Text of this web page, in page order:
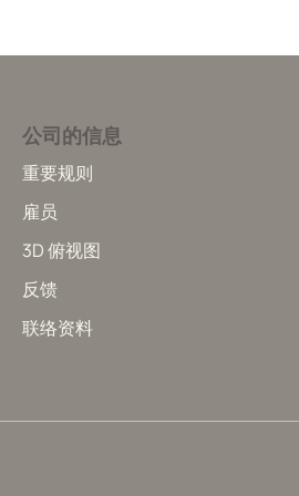
公司的信息
重要规则
雇员
3D 俯视图
反馈
联络资料